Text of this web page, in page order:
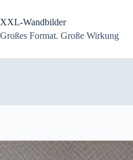
springen
XXL-Wandbilder
Großes Format. Große Wirkung